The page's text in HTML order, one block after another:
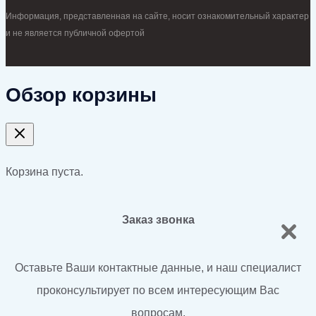
Информация, представленная на сайте, носит ознакомительный характер
и не является публичной офертой
Обзор корзины
Корзина пуста.
Заказ звонка
Оставьте Ваши контактные данные, и наш специалист
проконсультирует по всем интересующим Вас
вопросам.